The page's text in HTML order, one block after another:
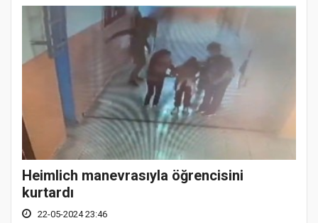
Heimlich manevrasıyla öğrencisini
kurtardı
22-05-2024 23:46